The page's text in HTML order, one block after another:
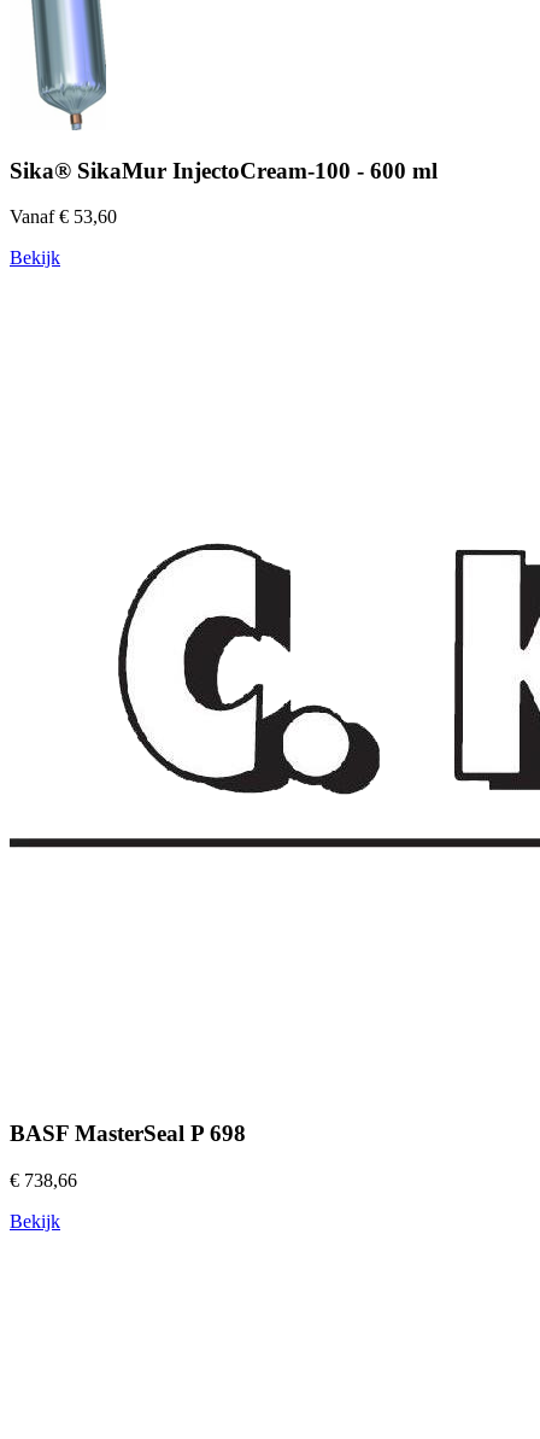
Sika® SikaMur InjectoCream-100 - 600 ml
Vanaf € 53,60
Bekijk
BASF MasterSeal P 698
€ 738,66
Bekijk